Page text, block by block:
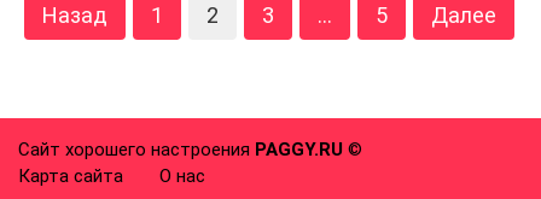
Назад 1 2 3 … 5 Далее
Сайт хорошего настроения PAGGY.RU ©
Карта сайта
О нас